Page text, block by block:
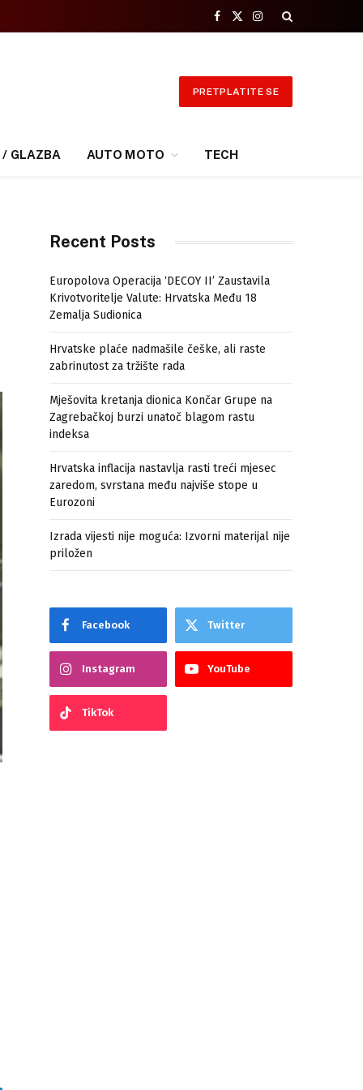
Facebook
X
Instagram
PRETPLATITE SE
/ GLAZBA AUTO MOTO TECH
Recent Posts
Europolova Operacija ‘DECOY II’ Zaustavila
Krivotvoritelje Valute: Hrvatska Među 18
Zemalja Sudionica
Hrvatske plaće nadmašile češke, ali raste
zabrinutost za tržište rada
Mješovita kretanja dionica Končar Grupe na
Zagrebačkoj burzi unatoč blagom rastu
indeksa
Hrvatska inflacija nastavlja rasti treći mjesec
zaredom, svrstana među najviše stope u
Eurozoni
Izrada vijesti nije moguća: Izvorni materijal nije
priložen
Facebook Twitter
Instagram YouTube
TikTok